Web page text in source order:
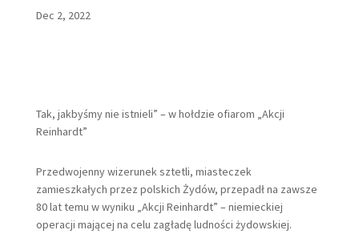
Dec 2, 2022
Tak, jakbyśmy nie istnieli” – w hołdzie ofiarom „Akcji
Reinhardt”
Przedwojenny wizerunek sztetli, miasteczek
zamieszkałych przez polskich Żydów, przepadł na zawsze
80 lat temu w wyniku „Akcji Reinhardt” – niemieckiej
operacji mającej na celu zagładę ludności żydowskiej.